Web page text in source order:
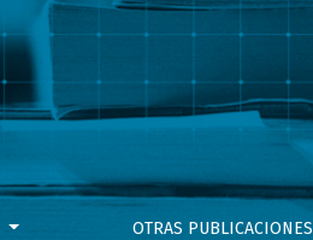
OTRAS PUBLICACIONES